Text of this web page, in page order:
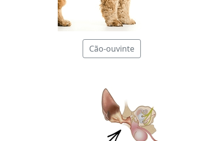
Cão-ouvinte